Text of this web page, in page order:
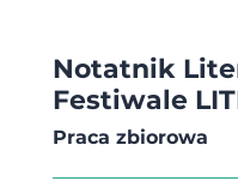
Notatnik
Festiwale
Praca zbiorowa